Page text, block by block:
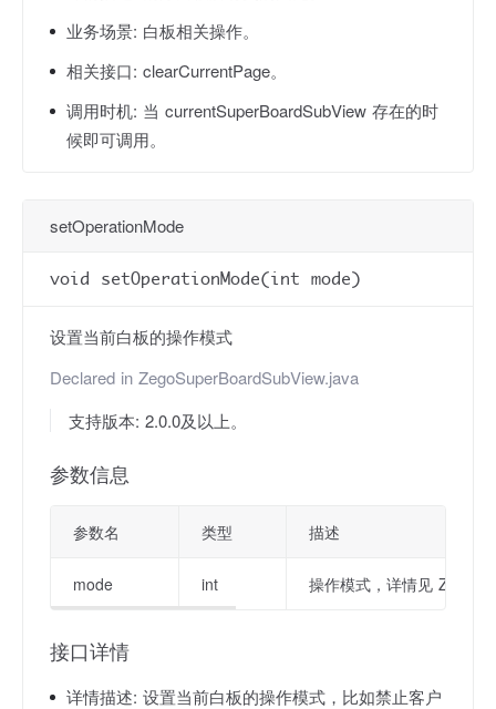
业务场景: 白板相关操作。
相关接口: clearCurrentPage。
调用时机: 当 currentSuperBoardSubView 存在的时
候即可调用。
setOperationMode
void setOperationMode(int mode)
设置当前白板的操作模式
Declared in ZegoSuperBoardSubView.java
支持版本: 2.0.0及以上。
参数信息
参数名 类型 描述
mode int 操作模式，详情见
接口详情
详情描述: 设置当前白板的操作模式，比如禁止客户